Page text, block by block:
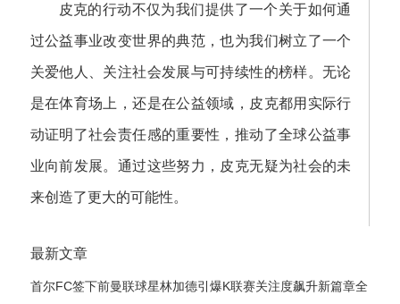
皮克的行动不仅为我们提供了一个关于如何通
过公益事业改变世界的典范，也为我们树立了一个
关爱他人、关注社会发展与可持续性的榜样。无论
是在体育场上，还是在公益领域，皮克都用实际行
动证明了社会责任感的重要性，推动了全球公益事
业向前发展。通过这些努力，皮克无疑为社会的未
来创造了更大的可能性。
最新文章
首尔FC签下前曼联球星林加德引爆K联赛关注度飙升新篇章全